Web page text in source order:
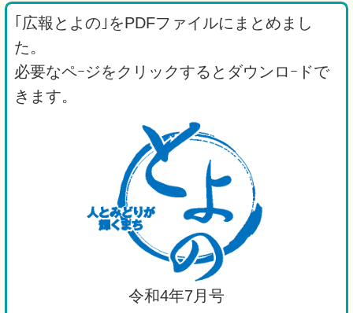
｢広報とよの｣をPDFファイルにまとめまし
た。
必要なペｰジをクリックするとダウンロｰドで
きます。
令和4年7月号